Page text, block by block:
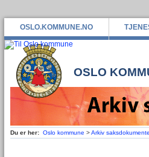
OSLO.KOMMUNE.NO
OSLO
Du er her: Oslo kommune >Arkiv